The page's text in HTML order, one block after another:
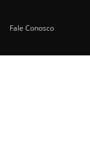
Fale Conosco